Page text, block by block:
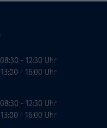
08:30 - 12:30 Uhr
13:00 - 16:00 Uhr
08:30 - 12:30 Uhr
13:00 - 16:00 Uhr